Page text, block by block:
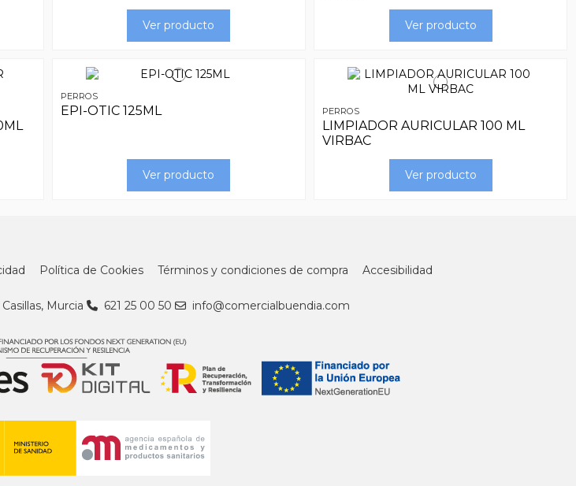
Ver producto Ver producto
PERROS
EPI-OTIC 125ML
Ver producto
PERROS
LIMPIADOR AURICULAR 100 ML
VIRBAC
Ver producto
Política de Cookies Términos y condiciones de compra Accesibilidad
Murcia 621 25 00 50 info@comercialbuendia.com